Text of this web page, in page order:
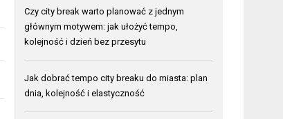
Czy city break warto planować z jednym
głównym motywem: jak ułożyć tempo,
kolejność i dzień bez przesytu
Jak dobrać tempo city breaku do miasta: plan
dnia, kolejność i elastyczność